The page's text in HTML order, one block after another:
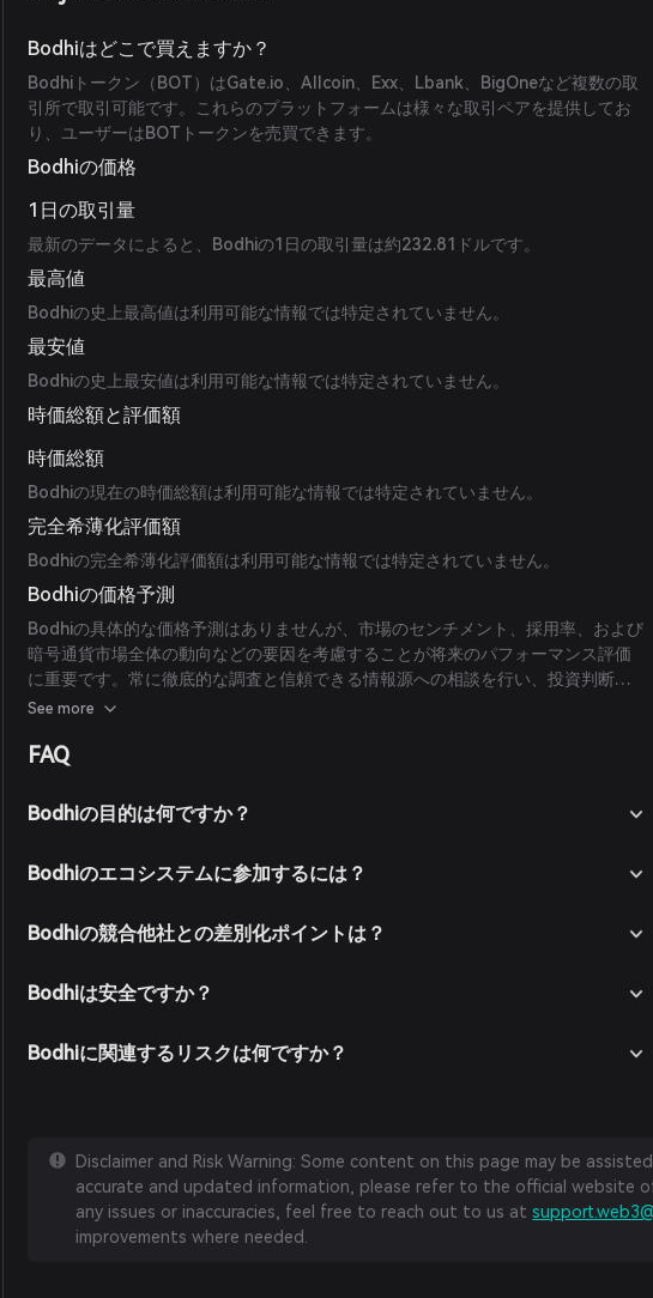
Bodhiはどこで買えますか？
Bodhiトークン（BOT）はGate.io、Allcoin、Exx、Lbank、BigOneなど複数の取
引所で取引可能です。これらのプラットフォームは様々な取引ペアを提供してお
り、ユーザーはBOTトークンを売買できます。
Bodhiの価格
1日の取引量
最新のデータによると、Bodhiの1日の取引量は約232.81ドルです。
最高値
Bodhiの史上最高値は利用可能な情報では特定されていません。
最安値
Bodhiの史上最安値は利用可能な情報では特定されていません。
時価総額と評価額
時価総額
Bodhiの現在の時価総額は利用可能な情報では特定されていません。
完全希薄化評価額
Bodhiの完全希薄化評価額は利用可能な情報では特定されていません。
Bodhiの価格予測
Bodhiの具体的な価格予測はありませんが、市場のセンチメント、採用率、および
暗号通貨市場全体の動向などの要因を考慮することが将来のパフォーマンス評価
に重要です。常に徹底的な調査と信頼できる情報源への相談を行い、投資判断を
することをお勧めします。
See more
FAQ
Bodhiの目的は何ですか？
Bodhiのエコシステムに参加するには？
Bodhiの競合他社との差別化ポイントは？
Bodhiは安全ですか？
Bodhiに関連するリスクは何ですか？
Disclaimer and Risk Warning: Some content on this page may be
accurate and updated information, please refer to the official website
any issues or inaccuracies, feel free to reach out to us at
improvements where needed.